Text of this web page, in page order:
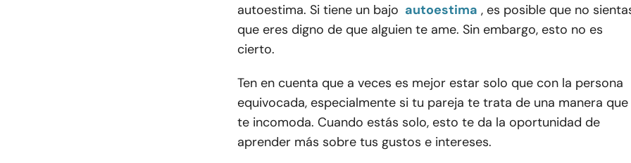
autoestima. Si tiene un bajo autoestima , es posible que no
que eres digno de que alguien te ame. Sin embargo, esto no es
cierto.
Ten en cuenta que a veces es mejor estar solo que con la persona
equivocada, especialmente si tu pareja te trata de una manera que
te incomoda. Cuando estás solo, esto te da la oportunidad de
aprender más sobre tus gustos e intereses.